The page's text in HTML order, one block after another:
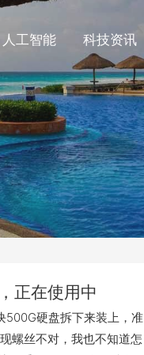
人工智能 科技资讯
正在使用中
500G硬盘拆下来装上，准
螺丝不对，我也不知道怎